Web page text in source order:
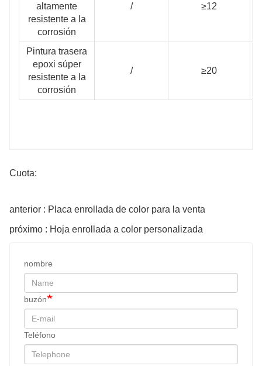
altamente
resistente a la
corrosión
/ ≥12
Pintura trasera
epoxi súper
resistente a la
corrosión
/ ≥20
Cuota:
anterior : Placa enrollada de color para la venta
próximo : Hoja enrollada a color personalizada
nombre
buzón
Teléfono